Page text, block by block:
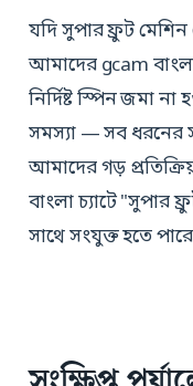
যদি সুপার ফ্রুট
আমাদের gcam
নির্দিষ্ট স্পিন জমা
সমস্যা — সব ধরনের
আমাদের গড়
বাংলা চ্যাটে "সুপার
সাথে সংযুক্ত হতে